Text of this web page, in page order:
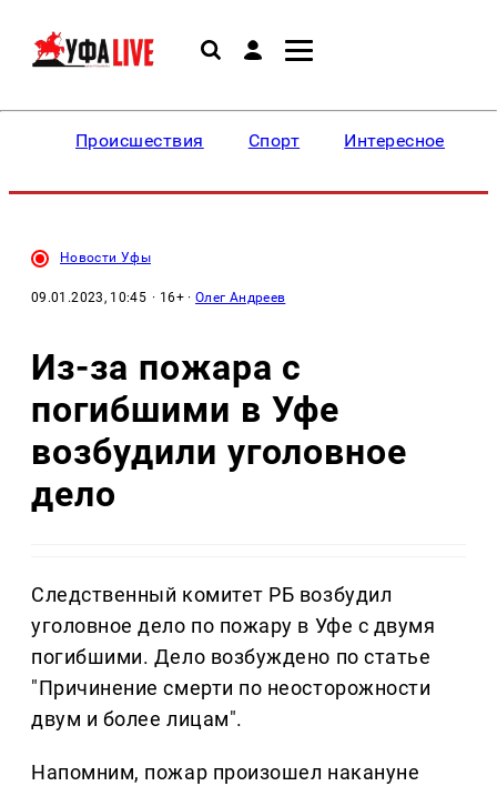
Происшествия Спорт Интересное
Новости Уфы
09.01.2023, 10:45 · 16+ ·Олег Андреев
Из-за пожара с
погибшими в Уфе
возбудили уголовное
дело
Следственный комитет РБ возбудил
уголовное дело по пожару в Уфе с двумя
погибшими. Дело возбуждено по статье
"Причинение смерти по неосторожности
двум и более лицам".
Напомним, пожар произошел накануне